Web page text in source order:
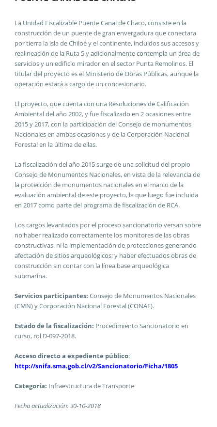
La Unidad Fiscalizable Puente Canal de Chaco, consiste en la
construcción de un puente de gran envergadura que conectara
por tierra la isla de Chiloé y el continente, incluidos sus accesos y
realineación de la Ruta 5 y adicionalmente contempla un área de
servicios y un edificio mirador en el sector Punta Remolinos. El
titular del proyecto es el Ministerio de Obras Públicas, aunque la
operación estará a cargo de un concesionario.
El proyecto, que cuenta con una Resoluciones de Calificación
Ambiental del año 2002, y fue fiscalizado en 2 ocasiones entre
2015 y 2017, con la participación del Consejo de monumentos
Nacionales en ambas ocasiones y de la Corporación Nacional
Forestal en la última de ellas.
La fiscalización del año 2015 surge de una solicitud del propio
Consejo de Monumentos Nacionales, en vista de la relevancia de
la protección de monumentos nacionales en el marco de la
evaluación ambiental de este proyecto, la que luego fue incluida
en 2017 como parte del programa de fiscalización de RCA.
Los cargos levantados por el proceso sancionatorio versan sobre
no haber realizado correctamente los monitores de las obras
constructivas, ni la implementación de protecciones generando
afectación de sitios arqueológicos; y haber efectuados obras de
construcción sin contar con la línea base arqueológica
submarina.
Servicios participantes: Consejo de Monumentos Nacionales
(CMN) y Corporación Nacional Forestal (CONAF).
Estado de la fiscalización: Procedimiento Sancionatorio en
curso, rol D-097-2018.
Acceso directo a expediente público:
http://snifa.sma.gob.cl/v2/Sancionatorio/Ficha/1805
Categoría: Infraestructura de Transporte
Fecha actualización: 30-10-2018